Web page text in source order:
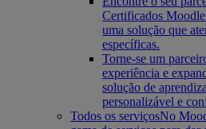
Certificados
uma solução que
específicas.
Torne-se um
experiência e
solução de
personalizável e
Todos os serviçosNo